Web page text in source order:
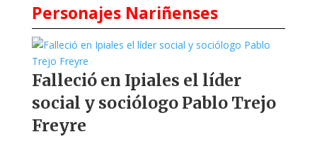
Personajes Nariñenses
Falleció en Ipiales el líder
social y sociólogo Pablo Trejo
Freyre